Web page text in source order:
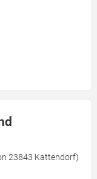
23843 Kattendorf)